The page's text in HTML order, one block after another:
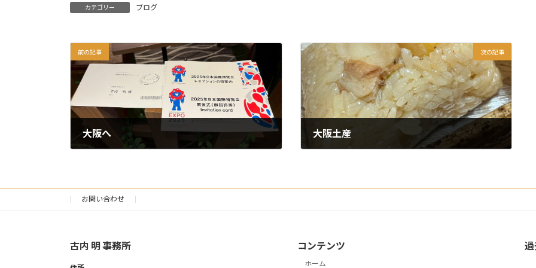
カテゴリー ブログ
前の記事
大阪へ
次の記事
大阪土産
お問い合わせ
古内 明 事務所 コンテンツ
ホーム